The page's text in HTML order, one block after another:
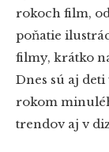
rokoch film,
poňatie
filmy, krátko
Dnes sú aj
rokom
trendov aj v